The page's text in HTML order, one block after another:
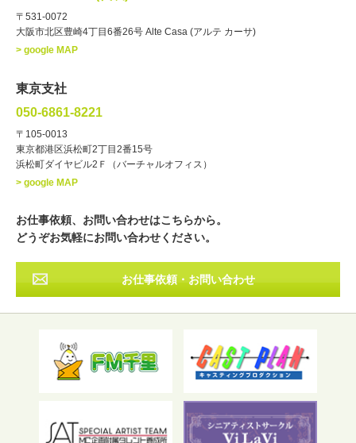
ナレーター レポーター
・年齢
・出身地 北海道 東北
その他
フリーワード検索
〒531-0072
大阪市北区豊崎4丁目6番26号 Alte Casa (アルテ カーサ)
> google MAP
東京支社
050-6861-8221
〒105-0013
東京都港区浜松町2丁目2番15号
浜松町ダイヤビル2Ｆ（バーチャルオフィス）
> google MAP
お仕事依頼、お問い合わせはこちらから。
どうぞお気軽にお問い合わせください。
お仕事依頼・お問い合わせ